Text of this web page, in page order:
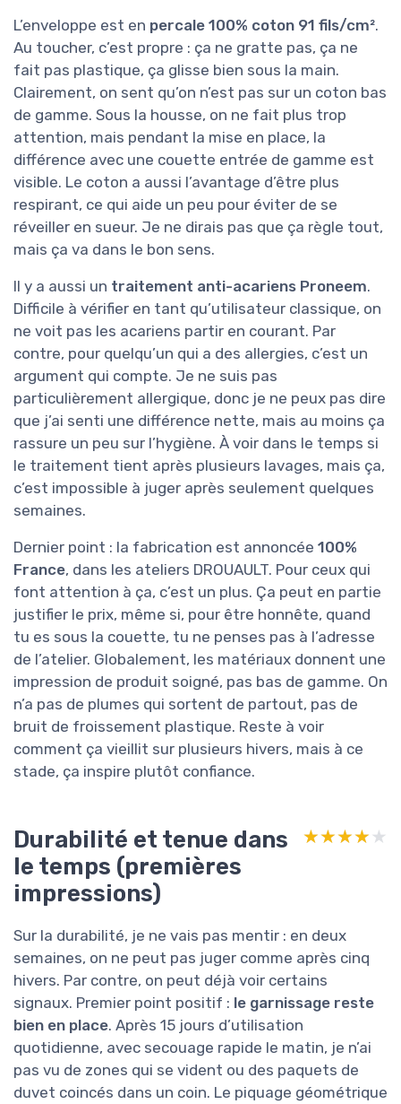
L’enveloppe est en percale 100% coton 91 fils/cm².
Au toucher, c’est propre : ça ne gratte pas, ça ne
fait pas plastique, ça glisse bien sous la main.
Clairement, on sent qu’on n’est pas sur un coton bas
de gamme. Sous la housse, on ne fait plus trop
attention, mais pendant la mise en place, la
différence avec une couette entrée de gamme est
visible. Le coton a aussi l’avantage d’être plus
respirant, ce qui aide un peu pour éviter de se
réveiller en sueur. Je ne dirais pas que ça règle tout,
mais ça va dans le bon sens.
Il y a aussi un traitement anti-acariens Proneem.
Difficile à vérifier en tant qu’utilisateur classique, on
ne voit pas les acariens partir en courant. Par
contre, pour quelqu’un qui a des allergies, c’est un
argument qui compte. Je ne suis pas
particulièrement allergique, donc je ne peux pas dire
que j’ai senti une différence nette, mais au moins ça
rassure un peu sur l’hygiène. À voir dans le temps si
le traitement tient après plusieurs lavages, mais ça,
c’est impossible à juger après seulement quelques
semaines.
Dernier point : la fabrication est annoncée 100%
France, dans les ateliers DROUAULT. Pour ceux qui
font attention à ça, c’est un plus. Ça peut en partie
justifier le prix, même si, pour être honnête, quand
tu es sous la couette, tu ne penses pas à l’adresse
de l’atelier. Globalement, les matériaux donnent une
impression de produit soigné, pas bas de gamme. On
n’a pas de plumes qui sortent de partout, pas de
bruit de froissement plastique. Reste à voir
comment ça vieillit sur plusieurs hivers, mais à ce
stade, ça inspire plutôt confiance.
Durabilité et tenue dans
le temps (premières
impressions)
★★★★★
★★★★★
Sur la durabilité, je ne vais pas mentir : en deux
semaines, on ne peut pas juger comme après cinq
hivers. Par contre, on peut déjà voir certains
signaux. Premier point positif : le garnissage reste
bien en place. Après 15 jours d’utilisation
quotidienne, avec secouage rapide le matin, je n’ai
pas vu de zones qui se vident ou des paquets de
duvet coincés dans un coin. Le piquage géométrique